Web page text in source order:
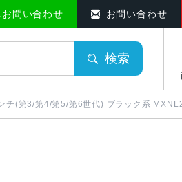
スマホ販売のアメモバマーケット
問い合わせ お問い合わせ
検索
(第3/第4/第5/第6世代) ブラック系